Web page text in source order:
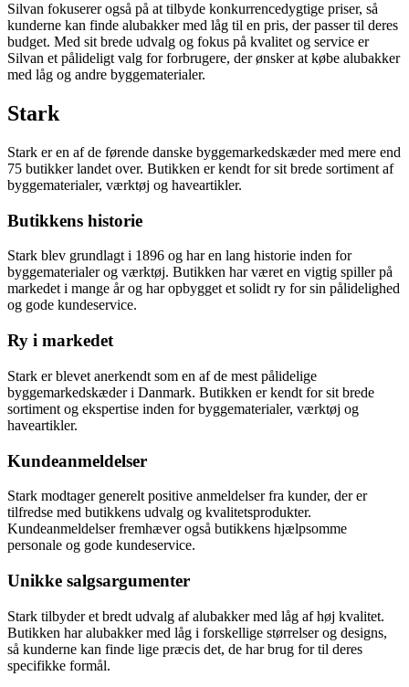
Silvan fokuserer også på at tilbyde konkurrencedygtige priser, så
kunderne kan finde alubakker med låg til en pris, der passer til deres
budget. Med sit brede udvalg og fokus på kvalitet og service er
Silvan et pålideligt valg for forbrugere, der ønsker at købe alubakker
med låg og andre byggematerialer.
Stark
Stark er en af de førende danske byggemarkedskæder med mere end
75 butikker landet over. Butikken er kendt for sit brede sortiment af
byggematerialer, værktøj og haveartikler.
Butikkens historie
Stark blev grundlagt i 1896 og har en lang historie inden for
byggematerialer og værktøj. Butikken har været en vigtig spiller på
markedet i mange år og har opbygget et solidt ry for sin pålidelighed
og gode kundeservice.
Ry i markedet
Stark er blevet anerkendt som en af de mest pålidelige
byggemarkedskæder i Danmark. Butikken er kendt for sit brede
sortiment og ekspertise inden for byggematerialer, værktøj og
haveartikler.
Kundeanmeldelser
Stark modtager generelt positive anmeldelser fra kunder, der er
tilfredse med butikkens udvalg og kvalitetsprodukter.
Kundeanmeldelser fremhæver også butikkens hjælpsomme
personale og gode kundeservice.
Unikke salgsargumenter
Stark tilbyder et bredt udvalg af alubakker med låg af høj kvalitet.
Butikken har alubakker med låg i forskellige størrelser og designs,
så kunderne kan finde lige præcis det, de har brug for til deres
specifikke formål.